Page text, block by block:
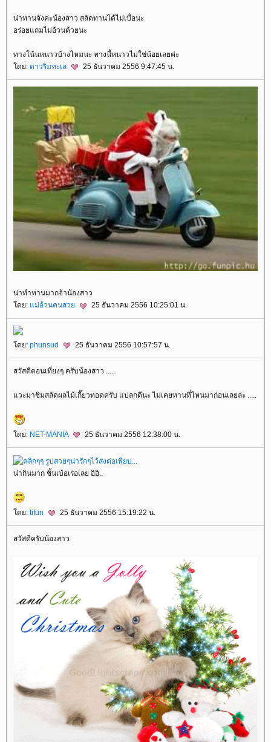
น่าทานจังค่ะน้องสาว สลัดทานได้ไม่เบื่อนะ
อร่อยแถมไม่อ้วนด้วยนะ
ทางโน้นหนาวบ้างไหมนะ ทางนี้หนาวไม่ใช่น้อยเลยค่ะ
ดย: ดาวริมทะเล 25 ธันวาคม 2556 9:47:45 น.
น่าทำทานมากจ้าน้องสาว
ดย: ม่อ้วนคนสว 25 ธันวาคม 2556 10:25:01 น.
ดย: phunsud 25 ธันวาคม 2556 10:57:57 น.
สวัสดีตอนเที่ยงๆ ครับน้องสาว .....
วะมาชิมสลัดผลไม้เกี๊ยวทอดครับ แปลกดีนะ ไม่เคยทานที่ไหนมาก่อนเลยล่ะ .....
ดย: NET-MANIA 25 ธันวาคม 2556 12:38:00 น.
น่ากินมาก ชิ้นเบ้อเร่อเลย อิอิ..
ดย: tifun 25 ธันวาคม 2556 15:19:22 น.
สวัสดีครับน้องสาว